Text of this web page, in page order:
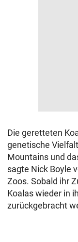
Die geretteten
genetische
Mountains und
sagte Nick Boyle
Zoos. Sobald ihr
Koalas wieder in
zurückgebracht